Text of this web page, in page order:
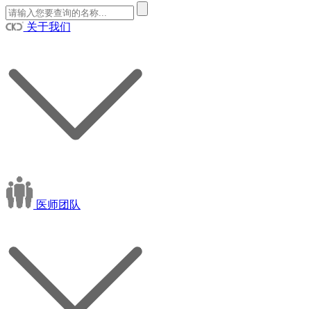
关于我们
医师团队